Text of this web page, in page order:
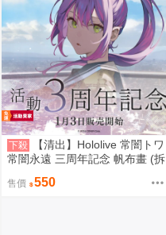
下殺
【清出】Hololive 常闇トワ
常闇永遠 三周年記念 帆布畫 (拆
售價 550